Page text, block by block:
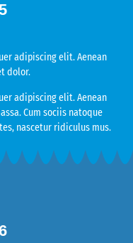
adipiscing elit. Aenean
dolor.
adipiscing elit. Aenean
Cum sociis natoque
nascetur ridiculus mus.